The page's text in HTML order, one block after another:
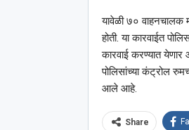
यावेळी ७० वाहनचालक
होती. या कारवाईत
कारवाई करण्यात येणार
पोलिसांच्या कंट्रोल
आले आहे.
Share